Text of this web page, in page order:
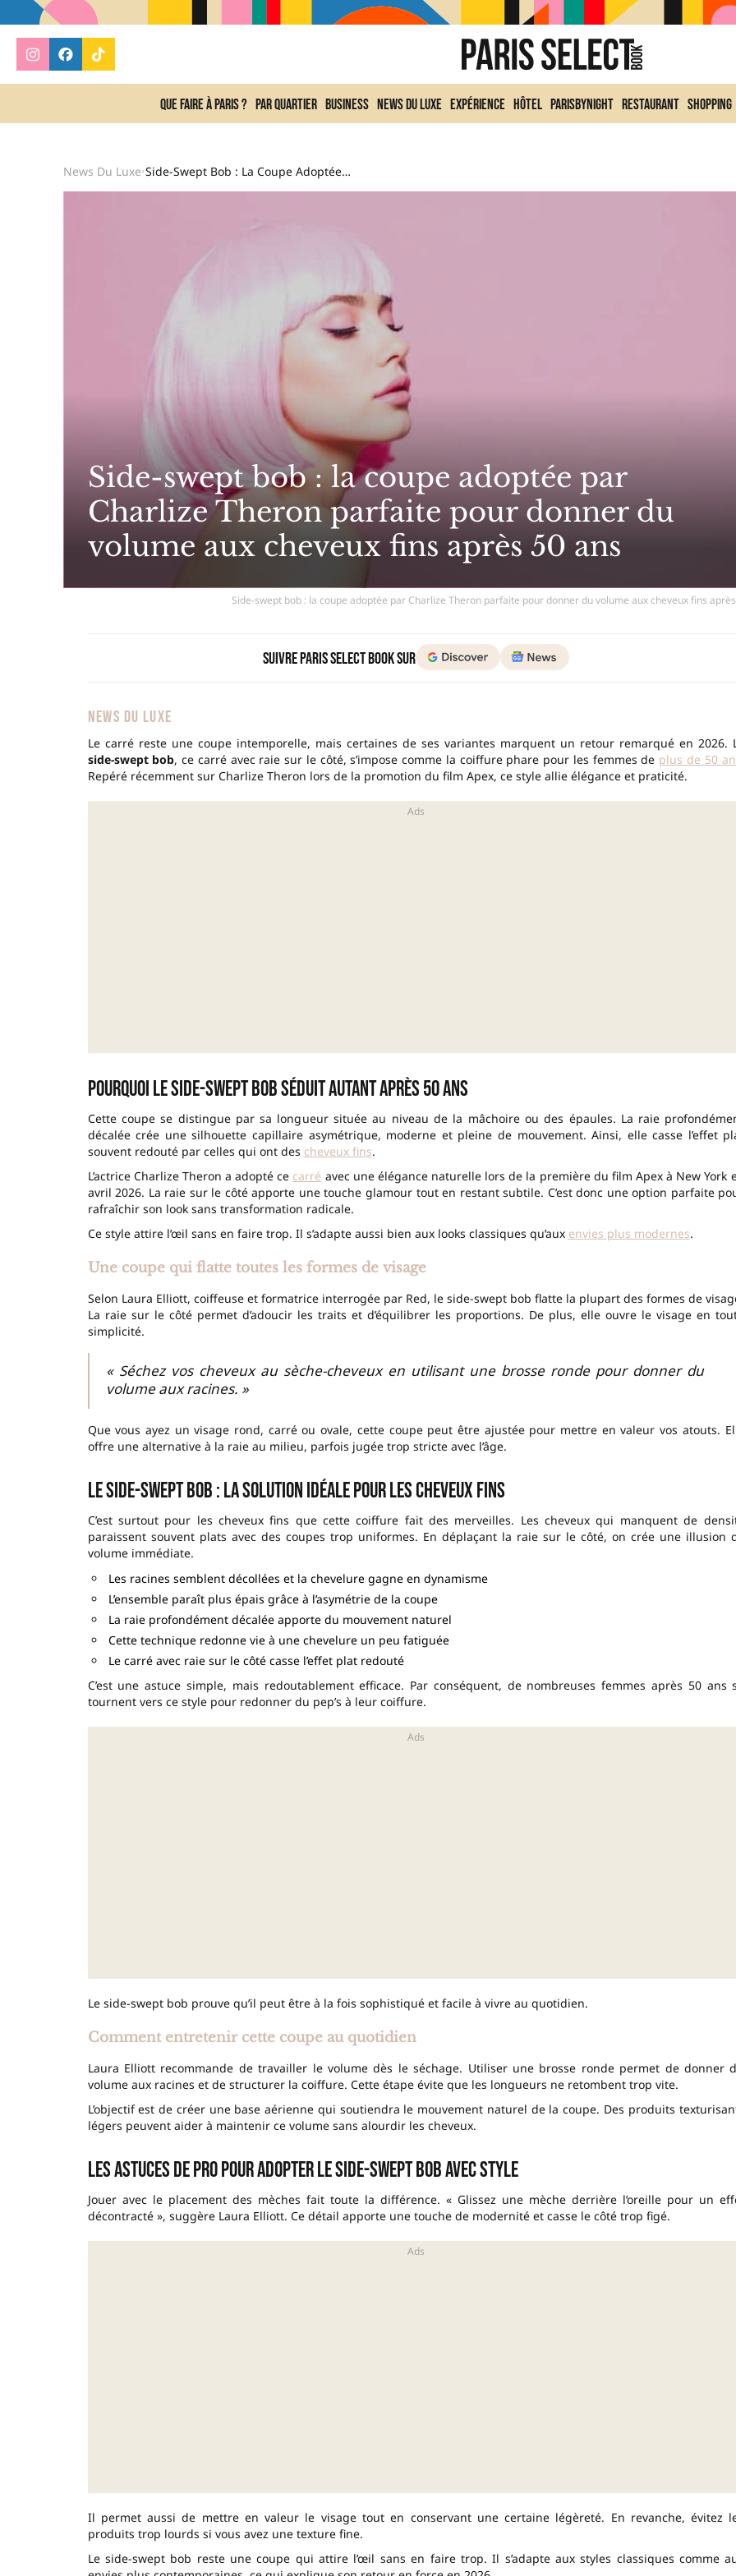
Que faire à Paris ? Par quartier Business News du Luxe Expérience Hôtel ParisByNight Restaurant Shopping
News Du Luxe• Side-Swept Bob : La Coupe Adoptée Par Charlize Theron Parfaite Pour Donner Du Volume Aux Cheveux Fins Après 50 Ans
Side-swept bob : la coupe adoptée par
Charlize Theron parfaite pour donner du
volume aux cheveux fins après 50 ans
Side-swept bob : la coupe adoptée par Charlize Theron parfaite pour donner du volume aux cheveux fins
Suivre Paris Select Book sur
NEWS DU LUXE
Le carré reste une coupe intemporelle, mais certaines de ses variantes marquent un retour remarqué en 2026.
side-swept bob, ce carré avec raie sur le côté, s’impose comme la coiffure phare pour les femmes de plus de 50
Repéré récemment sur Charlize Theron lors de la promotion du film Apex, ce style allie élégance et praticité.
Pourquoi le side-swept bob séduit autant après 50 ans
Cette coupe se distingue par sa longueur située au niveau de la mâchoire ou des épaules. La raie
décalée crée une silhouette capillaire asymétrique, moderne et pleine de mouvement. Ainsi, elle casse l’effet
souvent redouté par celles qui ont des cheveux fins.
L’actrice Charlize Theron a adopté ce carré avec une élégance naturelle lors de la première du film Apex à New York
avril 2026. La raie sur le côté apporte une touche glamour tout en restant subtile. C’est donc une option parfaite
rafraîchir son look sans transformation radicale.
Ce style attire l’œil sans en faire trop. Il s’adapte aussi bien aux looks classiques qu’aux envies plus modernes.
Une coupe qui flatte toutes les formes de visage
Selon Laura Elliott, coiffeuse et formatrice interrogée par Red, le side-swept bob flatte la plupart des formes de
La raie sur le côté permet d’adoucir les traits et d’équilibrer les proportions. De plus, elle ouvre le visage en
simplicité.
« Séchez vos cheveux au sèche-cheveux en utilisant une brosse ronde pour donner du
volume aux racines. »
Que vous ayez un visage rond, carré ou ovale, cette coupe peut être ajustée pour mettre en valeur vos atouts.
offre une alternative à la raie au milieu, parfois jugée trop stricte avec l’âge.
Le side-swept bob : la solution idéale pour les cheveux fins
C’est surtout pour les cheveux fins que cette coiffure fait des merveilles. Les cheveux qui manquent de
paraissent souvent plats avec des coupes trop uniformes. En déplaçant la raie sur le côté, on crée une illusion
volume immédiate.
Les racines semblent décollées et la chevelure gagne en dynamisme
L’ensemble paraît plus épais grâce à l’asymétrie de la coupe
La raie profondément décalée apporte du mouvement naturel
Cette technique redonne vie à une chevelure un peu fatiguée
Le carré avec raie sur le côté casse l’effet plat redouté
C’est une astuce simple, mais redoutablement efficace. Par conséquent, de nombreuses femmes après 50 ans
tournent vers ce style pour redonner du pep’s à leur coiffure.
Le side-swept bob prouve qu’il peut être à la fois sophistiqué et facile à vivre au quotidien.
Comment entretenir cette coupe au quotidien
Laura Elliott recommande de travailler le volume dès le séchage. Utiliser une brosse ronde permet de donner
volume aux racines et de structurer la coiffure. Cette étape évite que les longueurs ne retombent trop vite.
L’objectif est de créer une base aérienne qui soutiendra le mouvement naturel de la coupe. Des produits
légers peuvent aider à maintenir ce volume sans alourdir les cheveux.
Les astuces de pro pour adopter le side-swept bob avec style
Jouer avec le placement des mèches fait toute la différence. « Glissez une mèche derrière l’oreille pour un
décontracté », suggère Laura Elliott. Ce détail apporte une touche de modernité et casse le côté trop figé.
Il permet aussi de mettre en valeur le visage tout en conservant une certaine légèreté. En revanche, évitez
produits trop lourds si vous avez une texture fine.
Le side-swept bob reste une coupe qui attire l’œil sans en faire trop. Il s’adapte aux styles classiques comme